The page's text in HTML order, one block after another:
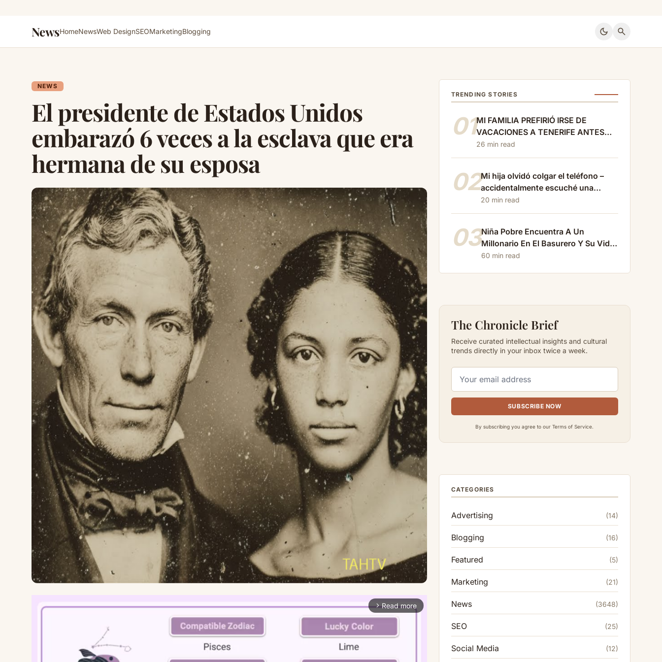
NewsHomeNewsWeb DesignSEOMarketingBlogging dark_mode search
NEWS
El presidente de Estados Unidos
embarazó 6 veces a la esclava que era
hermana de su esposa
arrow_forward_ios Read more
TRENDING STORIES
01MI FAMILIA PREFIRIÓ IRSE DE
VACACIONES A TENERIFE ANTES
QUE ASISTIR AL FUNERAL DE MI
HIJO… ASÍ QUE DEJÉ DE PAGARLES
26 min read
02Mi hija olvidó colgar el teléfono –
accidentalmente escuché una
conversación cruel con…
20 min read
03Niña Pobre Encuentra A Un
Millonario En El Basurero Y Su Vida
Cambia Para Siempre…
60 min read
The Chronicle Brief
Receive curated intellectual insights and cultural
trends directly in your inbox twice a week.
SUBSCRIBE NOW
By subscribing you agree to our Terms of Service.
CATEGORIES
Advertising (14)
Blogging (16)
Featured (5)
Marketing (21)
News (3648)
SEO (25)
Social Media (12)